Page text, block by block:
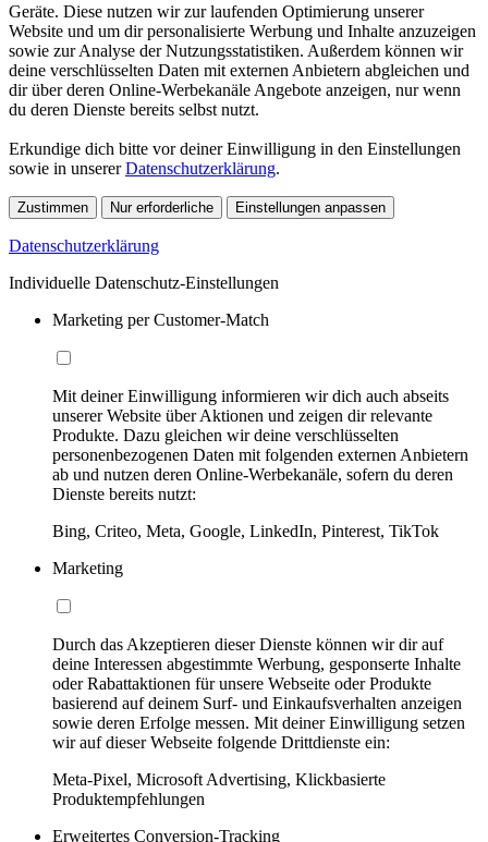
Geräte. Diese nutzen wir zur laufenden Optimierung unserer
Website und um dir personalisierte Werbung und Inhalte anzuzeigen
sowie zur Analyse der Nutzungsstatistiken. Außerdem können wir
deine verschlüsselten Daten mit externen Anbietern abgleichen und
dir über deren Online-Werbekanäle Angebote anzeigen, nur wenn
du deren Dienste bereits selbst nutzt.
Erkundige dich bitte vor deiner Einwilligung in den Einstellungen
sowie in unsererDatenschutzerklärung.
Zustimmen Nur erforderliche Einstellungen anpassen
Datenschutzerklärung
Individuelle Datenschutz-Einstellungen
Marketing per Customer-Match
Mit deiner Einwilligung informieren wir dich auch abseits
unserer Website über Aktionen und zeigen dir relevante
Produkte. Dazu gleichen wir deine verschlüsselten
personenbezogenen Daten mit folgenden externen Anbietern
ab und nutzen deren Online-Werbekanäle, sofern du deren
Dienste bereits nutzt:
Bing, Criteo, Meta, Google, LinkedIn, Pinterest, TikTok
Marketing
Durch das Akzeptieren dieser Dienste können wir dir auf
deine Interessen abgestimmte Werbung, gesponserte Inhalte
oder Rabattaktionen für unsere Webseite oder Produkte
basierend auf deinem Surf- und Einkaufsverhalten anzeigen
sowie deren Erfolge messen. Mit deiner Einwilligung setzen
wir auf dieser Webseite folgende Drittdienste ein:
Meta-Pixel, Microsoft Advertising, Klickbasierte
Produktempfehlungen
Erweitertes Conversion-Tracking